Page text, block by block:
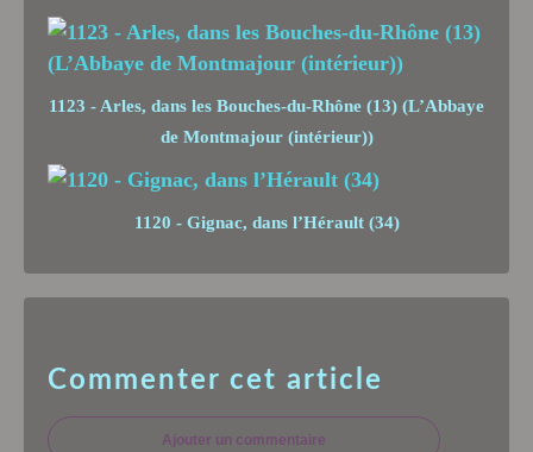
1123 - Arles, dans les Bouches-du-Rhône (13) (L’Abbaye
de Montmajour (intérieur))
1120 - Gignac, dans l’Hérault (34)
Commenter cet article
Ajouter un commentaire